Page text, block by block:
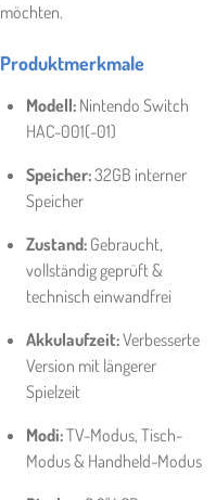
möchten.
Produktmerkmale
Modell: Nintendo Switch
HAC-001(-01)
Speicher:32GB interner
Speicher
Zustand: Gebraucht,
vollständig geprüft &
technisch einwandfrei
Akkulaufzeit:Verbesserte
Version mit längerer
Spielzeit
Modi:TV-Modus, Tisch-
Modus & Handheld-Modus